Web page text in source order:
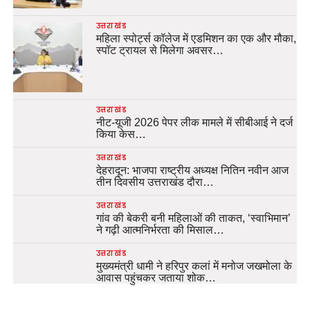
उत्तराखंड
महिला स्पोर्ट्स कॉलेज में एडमिशन का एक और मौका,
स्पॉट ट्रायल से मिलेगा अवसर…
उत्तराखंड
नीट-यूजी 2026 पेपर लीक मामले में सीबीआई ने दर्ज
किया केस…
उत्तराखंड
देहरादून: भाजपा राष्ट्रीय अध्यक्ष नितिन नवीन आज
तीन दिवसीय उत्तराखंड दौरा…
उत्तराखंड
गांव की बेकरी बनी महिलाओं की ताकत, ‘स्वाभिमान’
ने गढ़ी आत्मनिर्भरता की मिसाल…
उत्तराखंड
मुख्यमंत्री धामी ने हरिपुर कलां में मनोज जखमोला के
आवास पहुंचकर जताया शोक…